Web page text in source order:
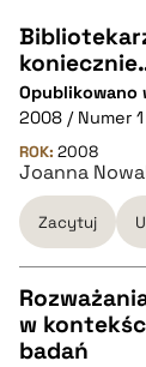
Opublikowano
2008 / Numer
ROK: 2008
Joanna
Zacytuj
CZYSTY
w
badań